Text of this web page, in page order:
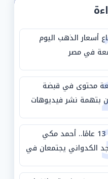
أسعار الذهب اليوم
في مصر
محتوى في قبضة
بتهمة نشر فيديوهات
للحياء
بعد 13 عامًا.. أحمد مكي
الكدواني يجتمعان في
سعيدة»